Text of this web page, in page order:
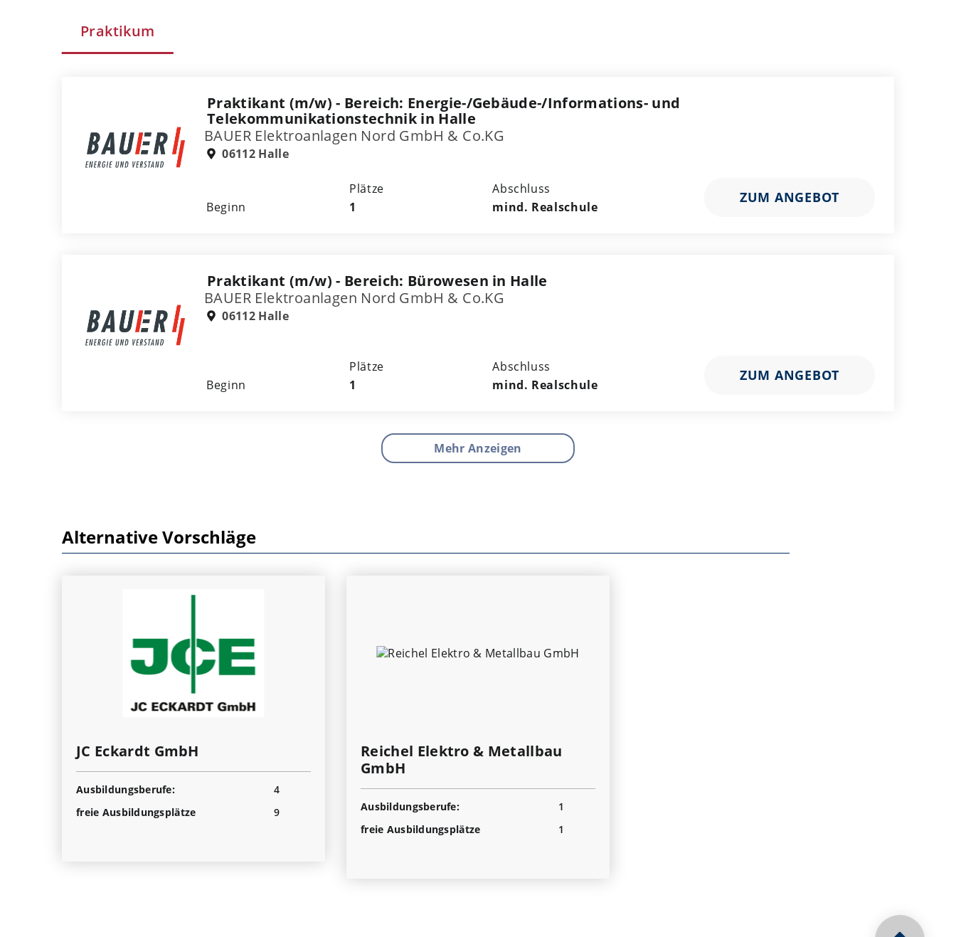
Praktikum
Praktikant (m/w) - Bereich: Energie-/Gebäude-/Informations- und
Telekommunikationstechnik in Halle
BAUER Elektroanlagen Nord GmbH & Co.KG
06112 Halle
Beginn
Plätze
1
Abschluss
mind. Realschule
ZUM ANGEBOT
Praktikant (m/w) - Bereich: Bürowesen in Halle
BAUER Elektroanlagen Nord GmbH & Co.KG
06112 Halle
Beginn
Plätze
1
Abschluss
mind. Realschule
ZUM ANGEBOT
Mehr Anzeigen
Alternative Vorschläge
JC Eckardt GmbH
Ausbildungsberufe:
4
freie Ausbildungsplätze
9
Reichel Elektro & Metallbau
GmbH
Ausbildungsberufe:
1
freie Ausbildungsplätze
1